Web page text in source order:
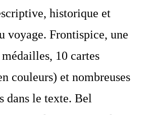
historique et
voyage. Frontispice, une
10 cartes
couleurs) et nombreuses
dans le texte. Bel